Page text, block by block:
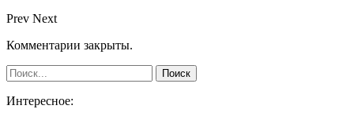
Prev Next
Комментарии закрыты.
Интересное: